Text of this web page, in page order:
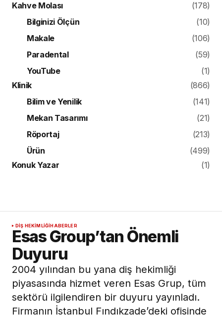
Kahve Molası
(178)
Bilginizi Ölçün
(10)
Makale
(106)
Paradental
(59)
YouTube
(1)
Klinik
(866)
Bilim ve Yenilik
(141)
Mekan Tasarımı
(21)
Röportaj
(213)
Ürün
(499)
Konuk Yazar
(1)
DIŞ HEKIMLIĞIHABERLER
Esas Group’tan Önemli
Duyuru
2004 yılından bu yana diş hekimliği
piyasasında hizmet veren Esas Grup, tüm
sektörü ilgilendiren bir duyuru yayınladı.
Firmanın İstanbul Fındıkzade’deki ofisinde